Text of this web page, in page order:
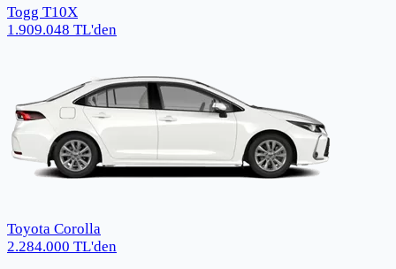
Togg T10X
1.909.048 TL'den
Toyota Corolla
2.284.000 TL'den